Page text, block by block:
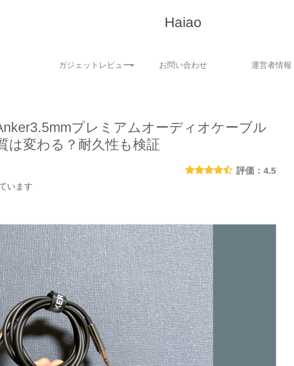
Haiao
ガジェットレビュー お問い合わせ 運営者情報
プレミアムオーディオケーブル
は変わる？耐久性も検証
4.5
います